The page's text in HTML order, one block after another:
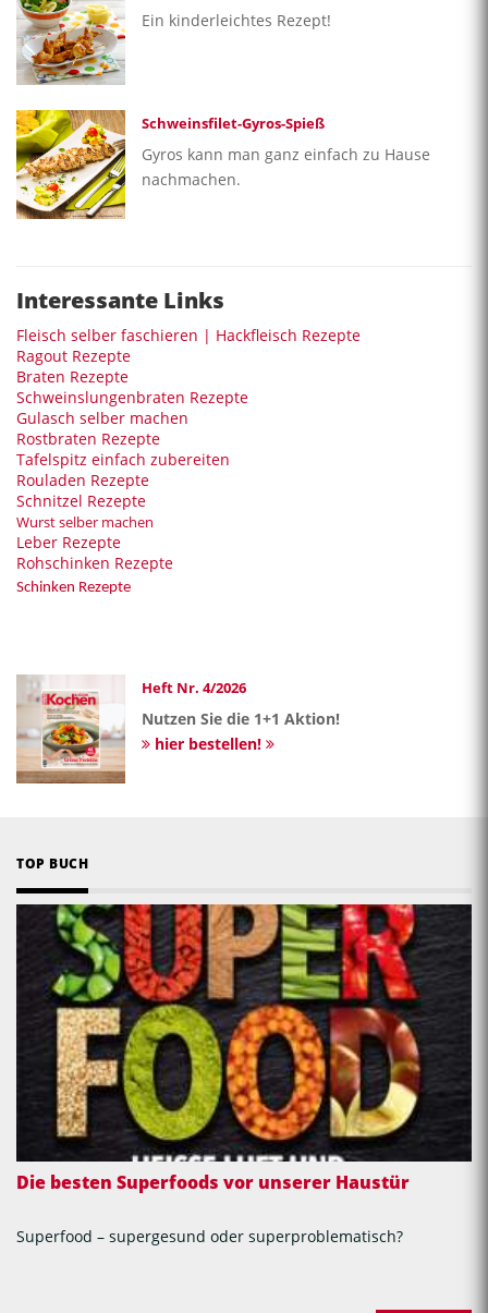
Ein kinderleichtes Rezept!
Schweinsfilet-Gyros-Spieß
Gyros kann man ganz einfach zu Hause
nachmachen.
Interessante Links
Fleisch selber faschieren | Hackfleisch Rezepte
Ragout Rezepte
Braten Rezepte
Schweinslungenbraten Rezepte
Gulasch selber machen
Rostbraten Rezepte
Tafelspitz einfach zubereiten
Rouladen Rezepte
Schnitzel Rezepte
Wurst selber machen
Leber Rezepte
Rohschinken Rezepte
Schinken Rezepte
Heft Nr. 4/2026
Nutzen Sie die 1+1 Aktion!
hier bestellen!
TOP BUCH
Die besten Superfoods vor unserer Haustür
Superfood – supergesund oder superproblematisch?